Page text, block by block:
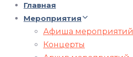
Главная
Мероприятия
Афиша мероприятий
Концерты